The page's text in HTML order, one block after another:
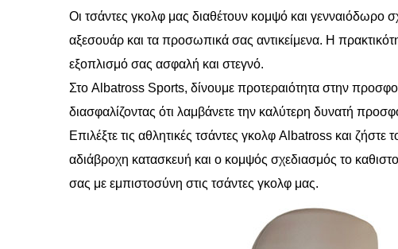
Οι τσάντες γκολφ μας διαθέτουν κομψό και
αξεσουάρ και τα προσωπικά σας αντικείμενα. Η
εξοπλισμό σας ασφαλή και στεγνό.
Στο Albatross Sports, δίνουμε προτεραιότητα στην
διασφαλίζοντας ότι λαμβάνετε την καλύτερη δυνατή
Επιλέξτε τις αθλητικές τσάντες γκολφ Albatross και
αδιάβροχη κατασκευή και ο κομψός σχεδιασμός το
σας με εμπιστοσύνη στις τσάντες γκολφ μας.